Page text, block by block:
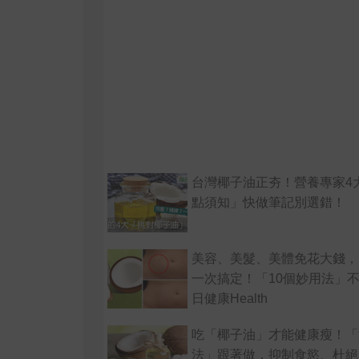
台灣椰子油正夯！營養專家4
點須知」快做筆記別選錯！
美容、美髮、美體免花大錢
一次搞定！「10個妙用法」
日健康Health
吃「椰子油」才能健康瘦！
法」跟著做，抑制食慾、杜